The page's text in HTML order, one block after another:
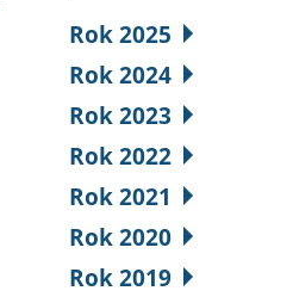
Rok 2025
Rok 2024
Rok 2023
Rok 2022
Rok 2021
Rok 2020
Rok 2019